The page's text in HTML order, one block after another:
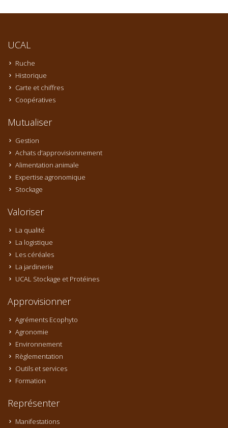
UCAL
Ruche
Historique
Carte et chiffres
Coopératives
Mutualiser
Gestion
Achats d'approvisionnement
Alimentation animale
Expertise agronomique
Stockage
Valoriser
La qualité
La logistique
Les céréales
La jardinerie
UCAL Stockage et Protéines
Approvisionner
Agréments Ecophyto
Agronomie
Environnement
Règlementation
Outils et services
Formation
Représenter
Manifestations